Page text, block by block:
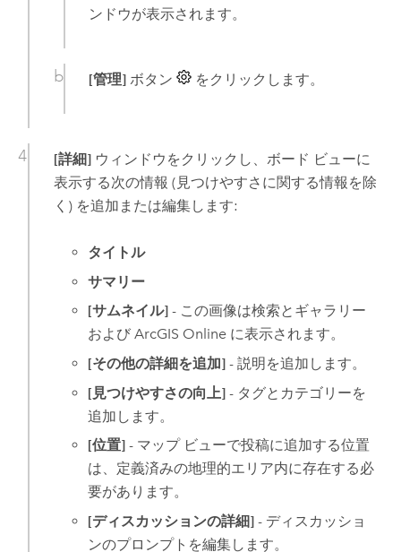
ンドウが表示されます。
[管理] ボタン をクリックします。
[詳細]ウィンドウをクリックし、ボード ビューに
表示する次の情報 (見つけやすさに関する情報を除
く) を追加または編集します:
タイトル
サマリー
[サムネイル] - この画像は検索とギャラリー
およびArcGIS Online に表示されます。
[その他の詳細を追加] - 説明を追加します。
[見つけやすさの向上] - タグとカテゴリーを
追加します。
[位置] - マップ ビューで投稿に追加する位置
は、定義済みの地理的エリア内に存在する必
要があります。
[ディスカッションの詳細] - ディスカッショ
ンのプロンプトを編集します。